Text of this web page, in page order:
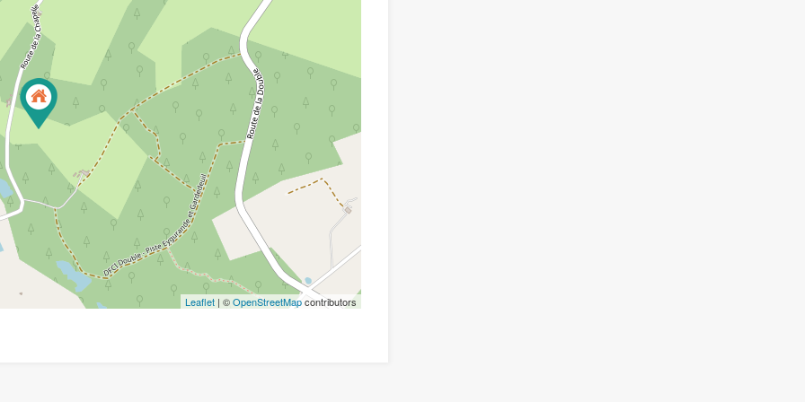
Leaflet| ©OpenStreetMapcontributors